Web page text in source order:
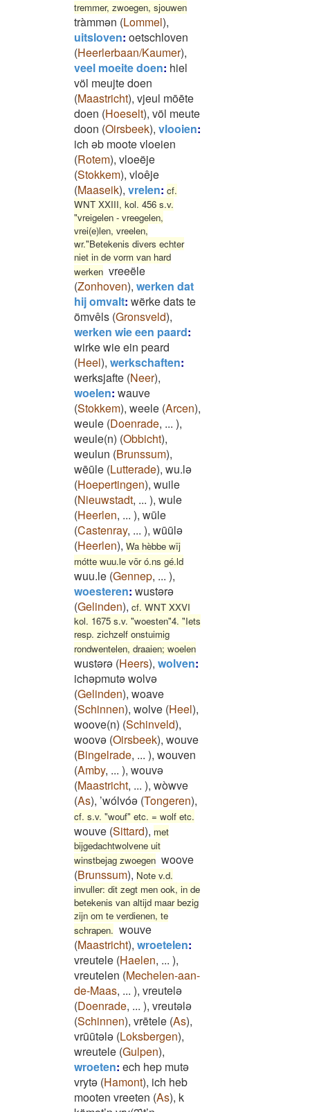
tremmer, zwoegen, sjouwen
tràmmən (Lommel),
uitsloven: oetschloven
(Heerlerbaan/Kaumer),
veel moeite doen: hiel
völ meujte doen
(Maastricht), vjeul mōēte
doen (Hoeselt), völ meute
doon (Oirsbeek), vlooien:
ich əb moote vloeien
(Rotem), vloeëje
(Stokkem), vloêje
(Maaseik), vrelen: cf.
WNT XXIII, kol. 456 s.v.
"vreigelen - vreegelen,
vrei(e)len, vreelen,
wr."Betekenis divers echter
niet in de vorm van hard
werken vreeële
(Zonhoven), werken dat
hij omvalt: wërke dats te
ömvêls (Gronsveld),
werken wie een paard:
wirke wie ein peard
(Heel), werkschaften:
werksjafte (Neer),
woelen: wauve
(Stokkem), weele (Arcen),
weule (Doenrade, ... ),
weule(n) (Obbicht),
weulun (Brunssum),
wēūle (Lutterade), wu.lə
(Hoepertingen), wuile
(Nieuwstadt, ... ), wule
(Heerlen, ... ), wūle
(Castenray, ... ), wūūlə
(Heerlen), Wa hèbbe wïj
mótte wuu.le vör ó.ns gé.ld
wuu.le (Gennep, ... ),
woesteren: wustərə
(Gelinden), cf. WNT XXVI
kol. 1675 s.v. "woesten"4. "Iets
resp. zichzelf onstuimig
rondwentelen, draaien; woelen
wustərə (Heers), wolven:
ichəpmutə wolvə
(Gelinden), woave
(Schinnen), wolve (Heel),
woove(n) (Schinveld),
woovə (Oirsbeek), wouve
(Bingelrade, ... ), wouven
(Amby, ... ), wouvə
(Maastricht, ... ), wòwve
(As), ’wólvóə (Tongeren),
cf. s.v. "wouf" etc. = wolf etc.
wouve (Sittard), met
bijgedachtwolvene uit
winstbejag zwoegen woove
(Brunssum), Note v.d.
invuller: dit zegt men ook, in de
betekenis van altijd maar bezig
zijn om te verdienen, te
schrapen. wouve
(Maastricht), wroetelen:
vreutele (Haelen, ... ),
vreutelen (Mechelen-aan-
de-Maas, ... ), vreutelə
(Doenrade, ... ), vreutələ
(Schinnen), vrētele (As),
vrūūtələ (Loksbergen),
wreutele (Gulpen),
wroeten: ech hep mutə
vrytə (Hamont), ich heb
mooten vreeten (As), k